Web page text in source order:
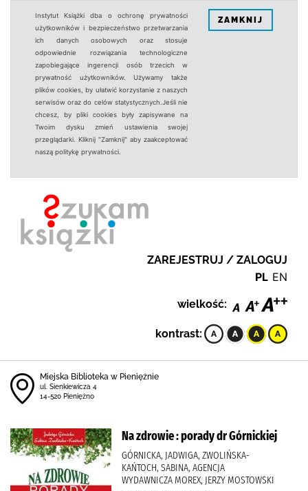
Instytut Książki dba o ochronę prywatności
użytkowników i bezpieczeństwo przetwarzania
ich danych osobowych oraz stosuje
odpowiednie rozwiązania technologiczne
zapobiegające ingerencji osób trzecich w
prywatność użytkowników. Używamy także
plików cookies, by ułatwić korzystanie z naszych
serwisów oraz do celów statystycznych.Jeśli nie
chcesz, by pliki cookies były zapisywane na
Twoim dysku zmień ustawienia swojej
przeglądarki. Kliknij "Zamknij" aby zaakceptować
naszą politykę prywatności.
ZAMKNIJ
ZAREJESTRUJ / ZALOGUJ
PL EN
wielkość:
kontrast:
Miejska Biblioteka w Pieniężnie
ul. Sienkiewicza 4
14-520 Pieniężno
Na zdrowie : porady dr Górnickiej
GÓRNICKA, JADWIGA, ZWOLIŃSKA-
KAŃTOCH, SABINA, AGENCJA
WYDAWNICZA MOREX, JERZY MOSTOWSKI